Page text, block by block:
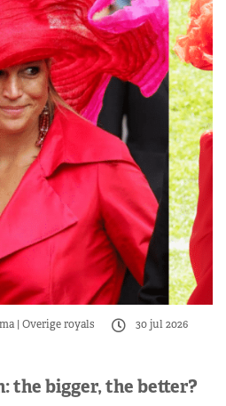
Overige royals
30 jul 2026
the bigger, the better?